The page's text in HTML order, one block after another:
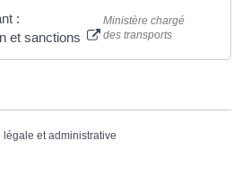
:
et sanctions
Ministère chargé
des transports
et administrative